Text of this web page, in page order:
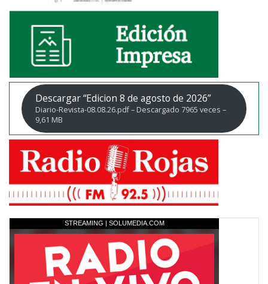
Descargar “Edicion 8 de agosto de 2026”
Diario-Revista-08.08.26.pdf – Descargado 7965 veces –
9,61 MB